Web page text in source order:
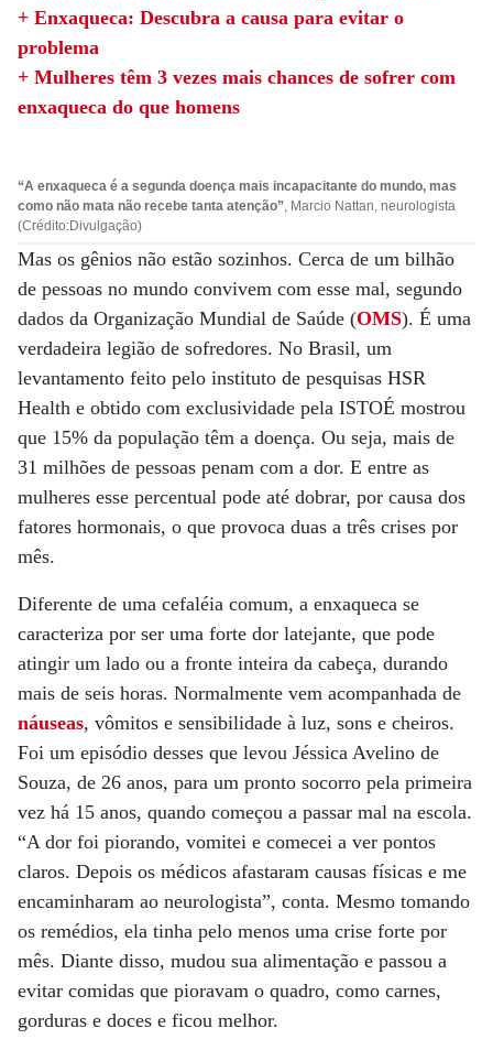
+ Enxaqueca: Descubra a causa para evitar o
problema
+ Mulheres têm 3 vezes mais chances de sofrer com
enxaqueca do que homens
“A enxaqueca é a segunda doença mais incapacitante do mundo, mas
como não mata não recebe tanta atenção”, Marcio Nattan, neurologista
(Crédito:Divulgação)
Mas os gênios não estão sozinhos. Cerca de um bilhão
de pessoas no mundo convivem com esse mal, segundo
dados da Organização Mundial de Saúde (OMS). É uma
verdadeira legião de sofredores. No Brasil, um
levantamento feito pelo instituto de pesquisas HSR
Health e obtido com exclusividade pela ISTOÉ mostrou
que 15% da população têm a doença. Ou seja, mais de
31 milhões de pessoas penam com a dor. E entre as
mulheres esse percentual pode até dobrar, por causa dos
fatores hormonais, o que provoca duas a três crises por
mês.
Diferente de uma cefaléia comum, a enxaqueca se
caracteriza por ser uma forte dor latejante, que pode
atingir um lado ou a fronte inteira da cabeça, durando
mais de seis horas. Normalmente vem acompanhada de
náuseas, vômitos e sensibilidade à luz, sons e cheiros.
Foi um episódio desses que levou Jéssica Avelino de
Souza, de 26 anos, para um pronto socorro pela primeira
vez há 15 anos, quando começou a passar mal na escola.
“A dor foi piorando, vomitei e comecei a ver pontos
claros. Depois os médicos afastaram causas físicas e me
encaminharam ao neurologista”, conta. Mesmo tomando
os remédios, ela tinha pelo menos uma crise forte por
mês. Diante disso, mudou sua alimentação e passou a
evitar comidas que pioravam o quadro, como carnes,
gorduras e doces e ficou melhor.